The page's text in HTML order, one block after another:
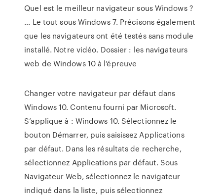
Quel est le meilleur navigateur sous Windows ?
... Le tout sous Windows 7. Précisons également
que les navigateurs ont été testés sans module
installé. Notre vidéo. Dossier : les navigateurs
web de Windows 10 à l’épreuve
Changer votre navigateur par défaut dans
Windows 10. Contenu fourni par Microsoft.
S’applique à : Windows 10. Sélectionnez le
bouton Démarrer, puis saisissez Applications
par défaut. Dans les résultats de recherche,
sélectionnez Applications par défaut. Sous
Navigateur Web, sélectionnez le navigateur
indiqué dans la liste, puis sélectionnez